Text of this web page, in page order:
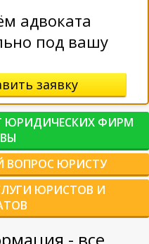
адвоката
под вашу
заявку
ЮРИДИЧЕСКИХ ФИРМ
ВОПРОС ЮРИСТУ
ЮРИСТОВ И